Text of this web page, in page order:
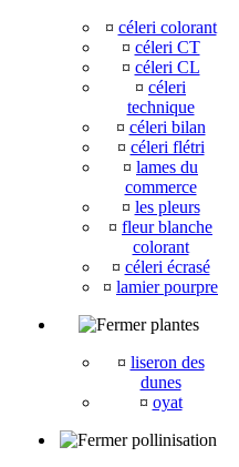
¤ céleri colorant
¤ céleri CT
¤ céleri CL
¤ céleri
technique
¤ céleri bilan
¤ céleri flétri
¤ lames du
commerce
¤ les pleurs
¤ fleur blanche
colorant
¤ céleri écrasé
¤ lamier pourpre
plantes
¤ liseron des
dunes
¤ oyat
pollinisation